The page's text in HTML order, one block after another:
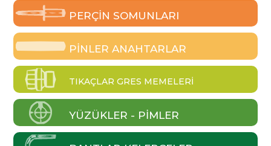
PERÇIN SOMUNLARI
PINLER ANAHTARLAR
TIKAÇLAR GRES MEMELERI
YÜZÜKLER - PIMLER